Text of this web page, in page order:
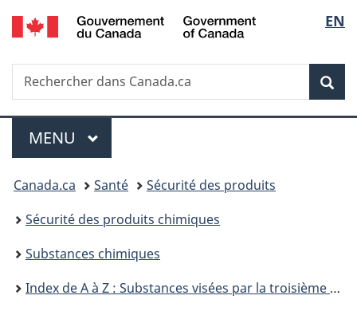
Passer
au
principal
Passer
à
Au
du
Passer
à
version
simplifiée
de
la
EN
Recherche
Rechercher
dans
Menu
MENU PRINCIPAL
Vous
êtes
ici :
Canada.ca Santé
Sécurité des produits
Sécurité des produits chimiques
Substances chimiques
Index de A à Z : Substances visées par la troisième phase du Plan de gestion des produits chimiques